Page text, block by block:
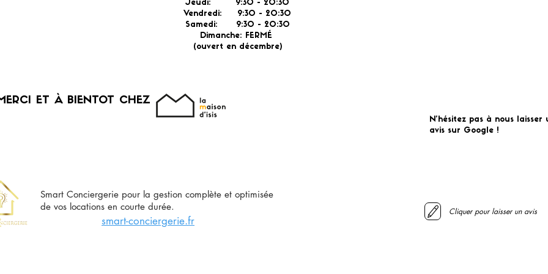
Jeudi: 9:30 - 20:30
Vendredi: 9:30 - 20:30
Samedi: 9:30 - 20:30
Dimanche: FERMÉ
(ouvert en décembre)
ET À BIENTOT CHEZ
Smart Conciergerie pour la gestion complète et optimisée
de vos locations en courte durée.
smart-conciergerie.fr
N'hésitez pas à nous laisser
avis sur Google !
Cliquer pour laisser un avis